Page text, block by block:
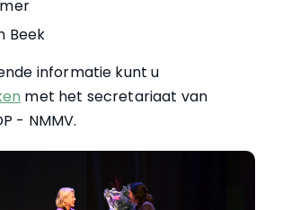
Beek
informatie kunt u
met het secretariaat van
- NMMV.